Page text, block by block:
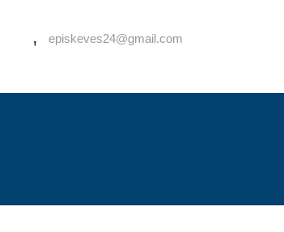
episkeves24@gmail.com